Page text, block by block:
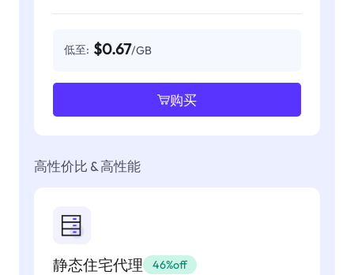
低至: $0.67/GB
购买
高性价比 & 高性能
静态住宅代理 46%off